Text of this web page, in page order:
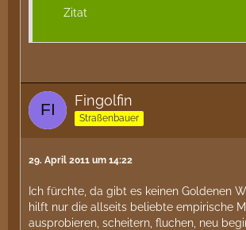
Zitat
Fingolfin
Straßenbauer
29. April 2011 um 14:22
Ich fürchte, da gibt es keinen Goldenen
hilft nur die allseits beliebte empirische
ausprobieren, scheitern, fluchen, neu